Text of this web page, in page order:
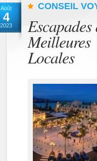
Août
4
2023
CONSEIL
Locales